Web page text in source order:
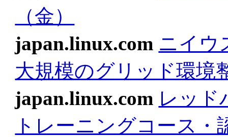
（金）
japan.linux.com ニイウ
大規模のグリッド環境
japan.linux.com レッド
トレーニングコース・